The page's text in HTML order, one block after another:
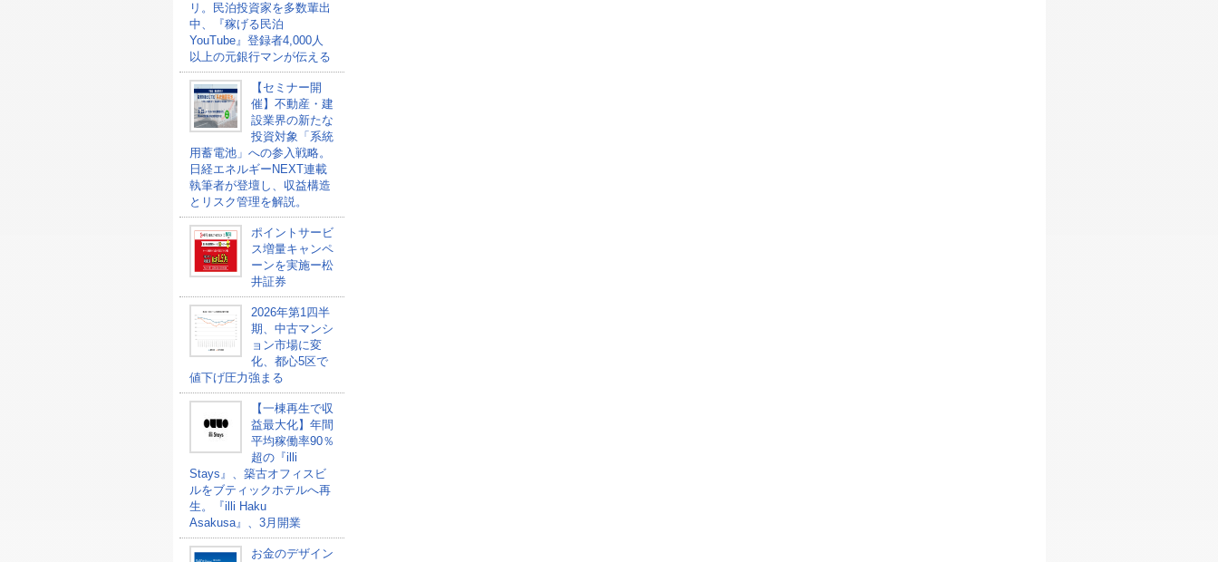
リ。民泊投資家を多数輩出
中、『稼げる民泊
YouTube』登録者4,000人
以上の元銀行マンが伝える
【セミナー開
催】不動産・建
設業界の新たな
投資対象「系統
用蓄電池」への参入戦略。
日経エネルギーNEXT連載
執筆者が登壇し、収益構造
とリスク管理を解説。
ポイントサービ
ス増量キャンペ
ーンを実施ー松
井証券
2026年第1四半
期、中古マンシ
ョン市場に変
化、都心5区で
値下げ圧力強まる
【一棟再生で収
益最大化】年間
平均稼働率90％
超の『illi
Stays』、築古オフィスビ
ルをブティックホテルへ再
生。『illi Haku
Asakusa』、3月開業
お金のデザイン